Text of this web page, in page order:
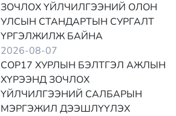
ЗОЧЛОХ ҮЙЛЧИЛГЭЭНИЙ ОЛОН
УЛСЫН СТАНДАРТЫН СУРГАЛТ
ҮРГЭЛЖИЛЖ БАЙНА
2026-08-07
COP17 ХУРЛЫН БЭЛТГЭЛ АЖЛЫН
ХҮРЭЭНД ЗОЧЛОХ
ҮЙЛЧИЛГЭЭНИЙ САЛБАРЫН
МЭРГЭЖИЛ ДЭЭШЛҮҮЛЭХ